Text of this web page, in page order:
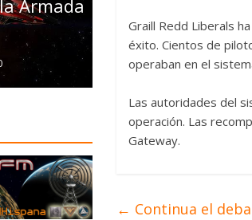
Graill Redd Liberals
éxito. Cientos de
operaban en el
Las autoridades del
operación. Las
Gateway.
← Continua el
mejoras
4 julio, 2026 0